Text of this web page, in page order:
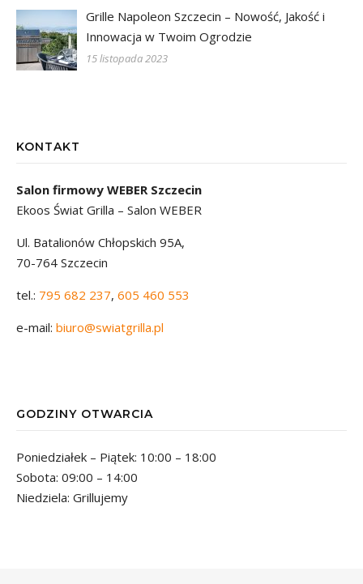
Grille Napoleon Szczecin – Nowość, Jakość i
Innowacja w Twoim Ogrodzie
15 listopada 2023
KONTAKT
Salon firmowy WEBER Szczecin
Ekoos Świat Grilla – Salon WEBER
Ul. Batalionów Chłopskich 95A,
70-764 Szczecin
tel.: 795 682 237, 605 460 553
e-mail: biuro@swiatgrilla.pl
GODZINY OTWARCIA
Poniedziałek – Piątek: 10:00 – 18:00
Sobota: 09:00 – 14:00
Niedziela: Grillujemy